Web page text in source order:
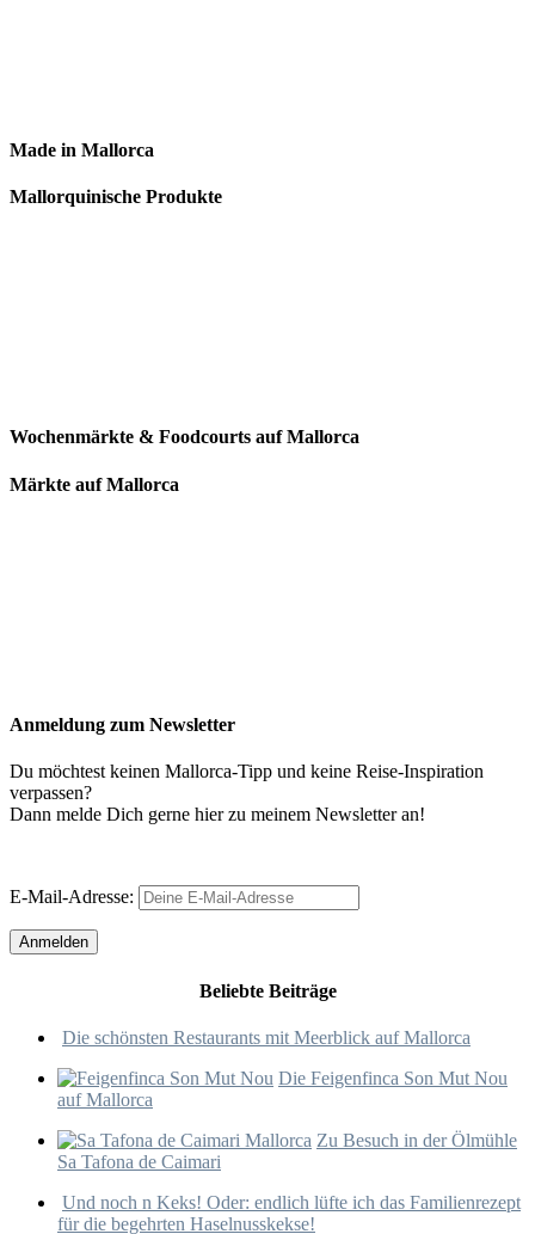
Made in Mallorca
Mallorquinische Produkte
Wochenmärkte & Foodcourts auf Mallorca
Märkte auf Mallorca
Anmeldung zum Newsletter
Du möchtest keinen Mallorca-Tipp und keine Reise-Inspiration
verpassen?
Dann melde Dich gerne hier zu meinem Newsletter an!
E-Mail-Adresse:
Beliebte Beiträge
Die schönsten Restaurants mit Meerblick auf Mallorca
Die Feigenfinca Son Mut Nou
auf Mallorca
Zu Besuch in der Ölmühle
Sa Tafona de Caimari
Und noch n Keks! Oder: endlich lüfte ich das Familienrezept
für die begehrten Haselnusskekse!